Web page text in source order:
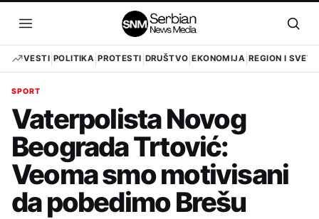
sadržaj
Otvori
meni
VESTI POLITIKA PROTESTI DRUŠTVO EKONOMIJA REGION I SVET
SPORT
Vaterpolista Novog
Beograda Trtović:
Veoma smo motivisani
da pobedimo Brešu